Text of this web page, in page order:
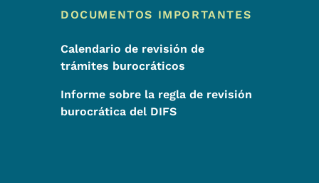
DOCUMENTOS IMPORTANTES
Calendario de revisión de
trámites burocráticos
Informe sobre la regla de revisión
burocrática del DIFS